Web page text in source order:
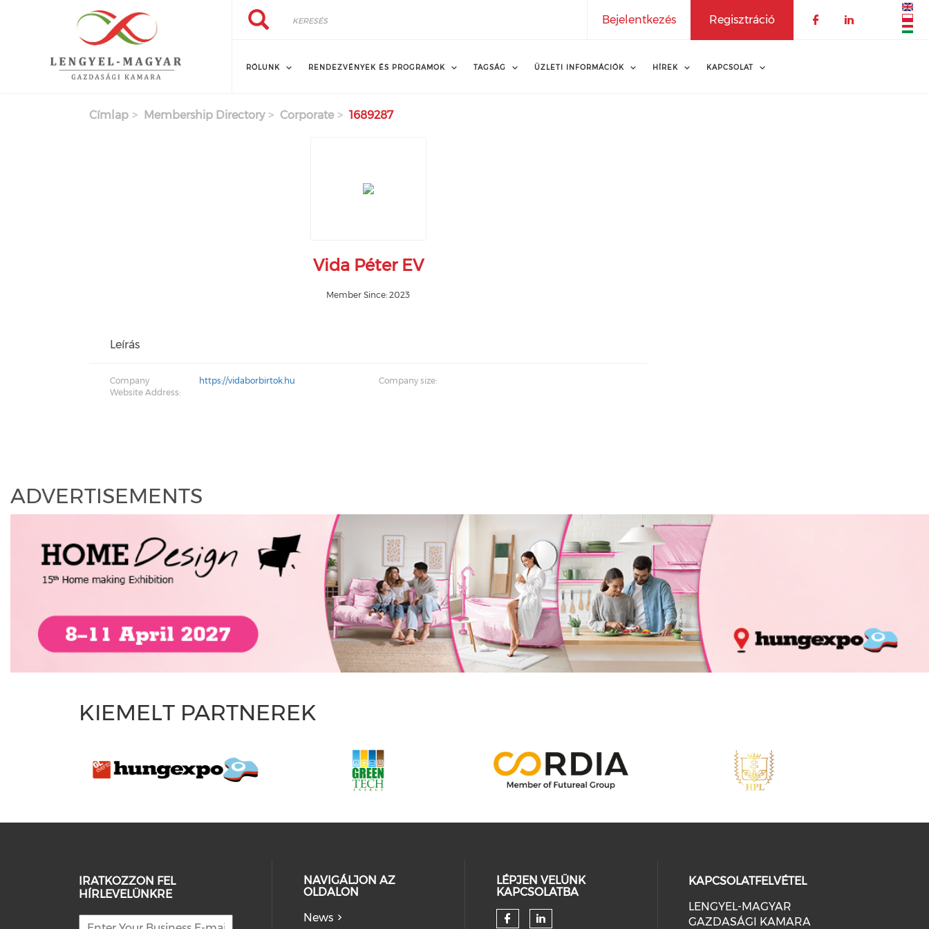
Keresés
Keresés Regisztráció
Bejelentkezés
RÓLUNK RENDEZVÉNYEK ÉS PROGRAMOK TAGSÁG ÜZLETI INFORMÁCIÓK HÍREK KAPCSOLAT
Címlap Membership Directory Corporate 1689287
Vida Péter EV
Member Since: 2023
Leírás
Company
Website Address:
https://vidaborbirtok.hu Company size:
ADVERTISEMENTS
KIEMELT PARTNEREK
IRATKOZZON FEL
HÍRLEVELÜNKRE
NAVIGÁLJON AZ
OLDALON
News
LÉPJEN VELÜNK
KAPCSOLATBA
KAPCSOLATFELVÉTEL
LENGYEL-MAGYAR
GAZDASÁGI KAMARA